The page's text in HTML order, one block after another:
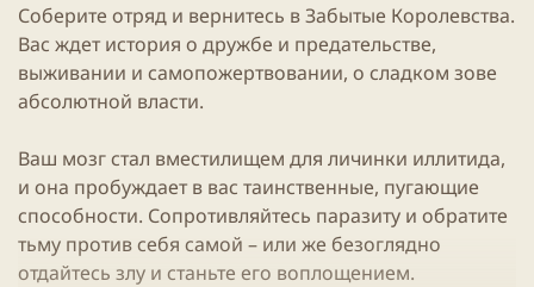
Соберите отряд и вернитесь в Забытые Королевства.
Вас ждет история о дружбе и предательстве,
выживании и самопожертвовании, о сладком зове
абсолютной власти.
Ваш мозг стал вместилищем для личинки иллитида,
и она пробуждает в вас таинственные, пугающие
способности. Сопротивляйтесь паразиту и обратите
тьму против себя самой – или же безоглядно
отдайтесь злу и станьте его воплощением.